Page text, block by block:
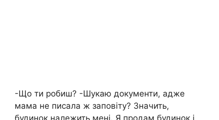
-Що ти робиш? -Шукаю документи, адже
мама не писала ж заповіту? Значить,
будинок належить мені. Я продам будинок і